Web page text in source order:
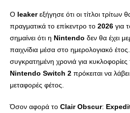
Ο leakerεξήγησε ότι οι τίτλοι τρίτων
πραγματικά το επίκεντρο το 2026 για
σημαίνει ότι η Nintendo δεν θα έχει
παιχνίδια μέσα στο ημερολογιακό
συγκρατημένη χρονιά για κυκλοφορίες
Nintendo Switch 2 πρόκειται να
μεταφορές φέτος.
Όσον αφορά το Clair Obscur: